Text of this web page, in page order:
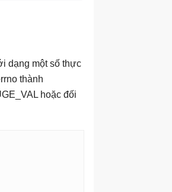
dạng một số thực
thành
hoặc đối